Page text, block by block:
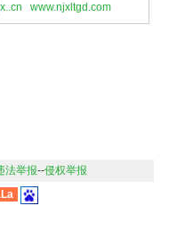
www.njxltgd.com
法举报--侵权举报